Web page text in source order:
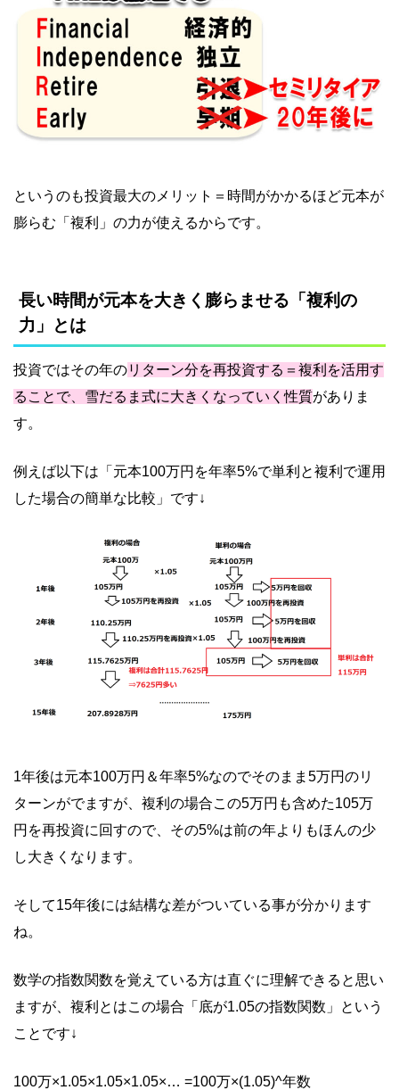
というのも投資最大のメリット＝時間がかかるほど元本が
膨らむ「複利」の力が使えるからです。
長い時間が元本を大きく膨らませる「複利の
力」とは
投資ではその年のリターン分を再投資する＝複利を活用す
ることで、雪だるま式に大きくなっていく性質がありま
す。
例えば以下は「元本100万円を年率5%で単利と複利で運用
した場合の簡単な比較」です↓
1年後は元本100万円＆年率5%なのでそのまま5万円のリ
ターンがでますが、複利の場合この5万円も含めた105万
円を再投資に回すので、その5%は前の年よりもほんの少
し大きくなります。
そして15年後には結構な差がついている事が分かります
ね。
数学の指数関数を覚えている方は直ぐに理解できると思い
ますが、複利とはこの場合「底が1.05の指数関数」という
ことです↓
100万×1.05×1.05×1.05×… =100万×(1.05)^年数